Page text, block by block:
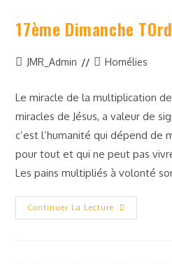
17ème Dimanche
JMR_Admin Homélies
Le miracle de la multiplication
miracles de Jésus, a valeur de
c’est l’humanité qui dépend de
pour tout et qui ne peut pas
Les pains multipliés à volonté
Continuer La Lecture